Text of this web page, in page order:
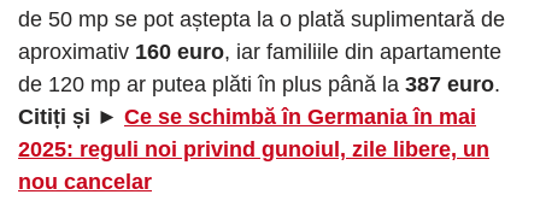
de 50 mp se pot aștepta la o plată suplimentară de
aproximativ 160 euro, iar familiile din apartamente
de 120 mp ar putea plăti în plus până la 387 euro.
Citiți și ► Ce se schimbă în Germania în mai
2025: reguli noi privind gunoiul, zile libere, un
nou cancelar